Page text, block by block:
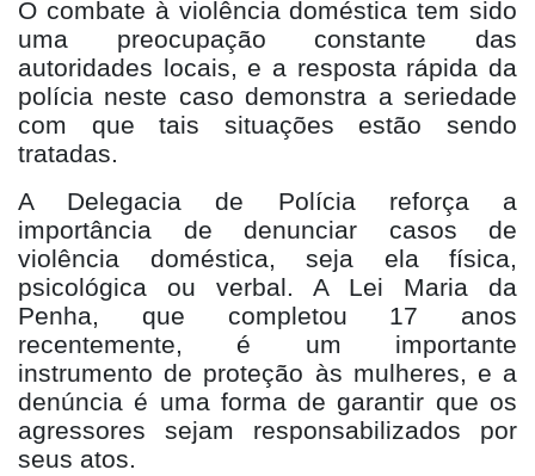
O combate à violência doméstica tem sido
uma preocupação constante das
autoridades locais, e a resposta rápida da
polícia neste caso demonstra a seriedade
com que tais situações estão sendo
tratadas.
A Delegacia de Polícia reforça a
importância de denunciar casos de
violência doméstica, seja ela física,
psicológica ou verbal. A Lei Maria da
Penha, que completou 17 anos
recentemente, é um importante
instrumento de proteção às mulheres, e a
denúncia é uma forma de garantir que os
agressores sejam responsabilizados por
seus atos.